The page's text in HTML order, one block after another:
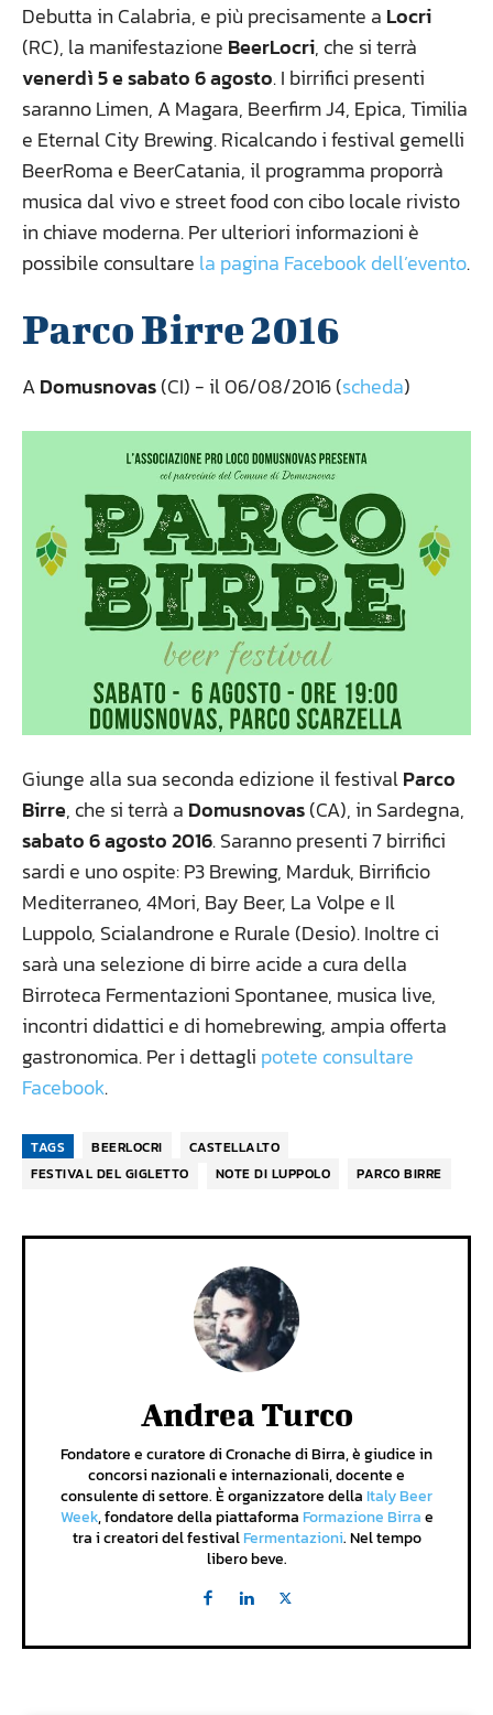
Debutta in Calabria, e più precisamente a Locri
(RC), la manifestazione BeerLocri, che si terrà
venerdì 5 e sabato 6 agosto. I birrifici presenti
saranno Limen, A Magara, Beerfirm J4, Epica, Timilia
e Eternal City Brewing. Ricalcando i festival gemelli
BeerRoma e BeerCatania, il programma proporrà
musica dal vivo e street food con cibo locale rivisto
in chiave moderna. Per ulteriori informazioni è
possibile consultare la pagina Facebook dell’evento.
Parco Birre 2016
ADomusnovas(CI) - il 06/08/2016 (scheda)
Giunge alla sua seconda edizione il festivalParco
Birre, che si terrà a Domusnovas(CA), in Sardegna,
sabato 6 agosto 2016. Saranno presenti 7 birrifici
sardi e uno ospite: P3 Brewing, Marduk, Birrificio
Mediterraneo, 4Mori, Bay Beer, La Volpe e Il
Luppolo, Scialandrone e Rurale (Desio). Inoltre ci
sarà una selezione di birre acide a cura della
Birroteca Fermentazioni Spontanee, musica live,
incontri didattici e di homebrewing, ampia offerta
gastronomica. Per i dettagli potete consultare
Facebook.
TAGS BEERLOCRI
CASTELLALTO
FESTIVAL DEL GIGLETTO
NOTE DI LUPPOLO PARCO BIRRE
Andrea Turco
Fondatore e curatore di Cronache di Birra, è giudice in
concorsi nazionali e internazionali, docente e
consulente di settore. È organizzatore della Italy Beer
Week, fondatore della piattaforma Formazione Birrae
tra i creatori del festivalFermentazioni. Nel tempo
libero beve.